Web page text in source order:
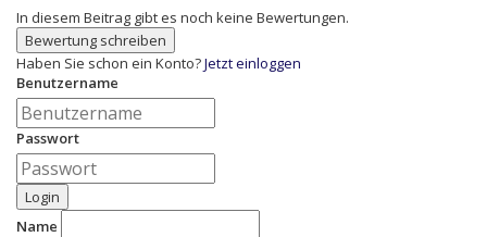
In diesem Beitrag gibt es noch keine Bewertungen.
Bewertung schreiben
Haben Sie schon ein Konto?Jetzt einloggen
Benutzername
Passwort
Login
Name